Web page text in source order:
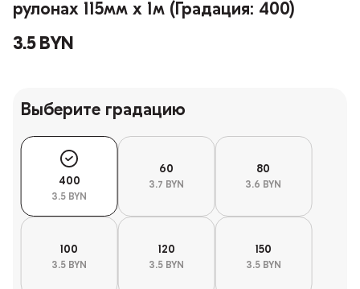
рулонах 115мм х 1м (Градация: 400)
3.5 BYN
Выберите градацию
400
3.5 BYN
60
3.7 BYN
80
3.6 BYN
100
3.5 BYN
120
3.5 BYN
150
3.5 BYN